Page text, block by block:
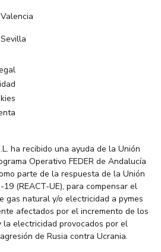
ha recibido una ayuda de la Unión
Operativo FEDER de Andalucía
parte de la respuesta de la Unión
(REACT-UE), para compensar el
gas natural y/o electricidad a pymes
afectados por el incremento de los
electricidad provocados por el
de Rusia contra Ucrania.